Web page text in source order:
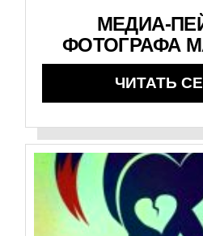
МЕДИА-
ФОТОГРАФА
ЧИТАТЬ